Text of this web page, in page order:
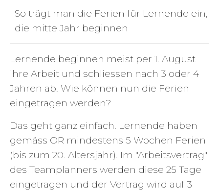
So trägt man die Ferien für Lernende ein,
die mitte Jahr beginnen
Lernende beginnen meist per 1. August
ihre Arbeit und schliessen nach 3 oder 4
Jahren ab. Wie können nun die Ferien
eingetragen werden?
Das geht ganz einfach. Lernende haben
gemäss OR mindestens 5 Wochen Ferien
(bis zum 20. Altersjahr). Im "Arbeitsvertrag"
des Teamplanners werden diese 25 Tage
eingetragen und der Vertrag wird auf 3